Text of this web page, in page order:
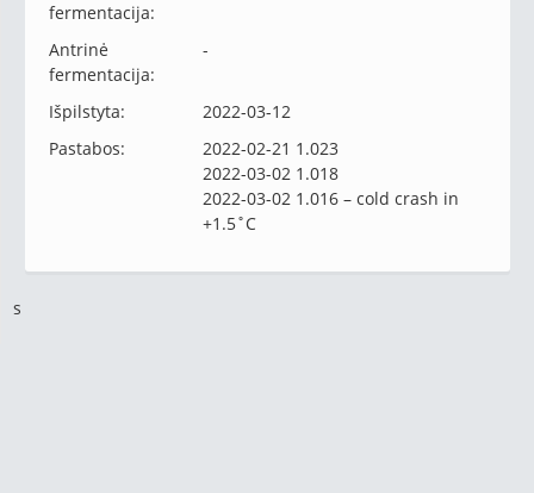
fermentacija:
Antrinė
fermentacija:
-
Išpilstyta:
2022-03-12
Pastabos:
2022-02-21 1.023
2022-03-02 1.018
2022-03-02 1.016 – cold crash in
+1.5˚C
s